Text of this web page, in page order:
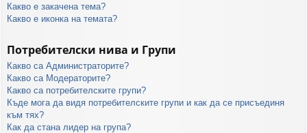
Какво е закачена тема?
Какво е иконка на темата?
Потребителски нива и Групи
Какво са Администраторите?
Какво са Модераторите?
Какво са потребителските групи?
Къде мога да видя потребителските групи и как да се присъединя
към тях?
Как да стана лидер на група?